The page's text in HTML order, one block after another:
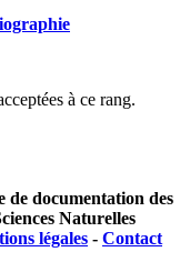
à ce rang.
de documentation des
Naturelles
légales - Contact